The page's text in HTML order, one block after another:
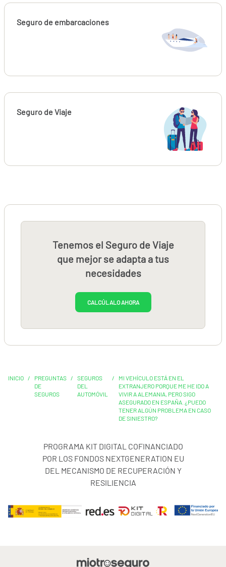
Seguro de embarcaciones
Seguro de Viaje
Tenemos el Seguro de Viaje
que mejor se adapta a tus
necesidades
CALCÚLALO AHORA
INICIO /
PREGUNTAS
DE
SEGUROS
/
SEGUROS
DEL
AUTOMÓVIL
/
MI VEHÍCULO ESTÁ EN EL
EXTRANJERO PORQUE ME HE IDO A
VIVIR A ALEMANIA, PERO SIGO
ASEGURADO EN ESPAÑA. ¿PUEDO
TENER ALGÚN PROBLEMA EN CASO
DE SINIESTRO?
PROGRAMA KIT DIGITAL COFINANCIADO
POR LOS FONDOS NEXTGENERATION EU
DEL MECANISMO DE RECUPERACIÓN Y
RESILIENCIA